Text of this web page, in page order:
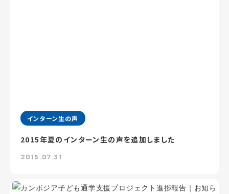
インターン生の声
2015年夏のインターン生の声を追加しました
2015.07.31